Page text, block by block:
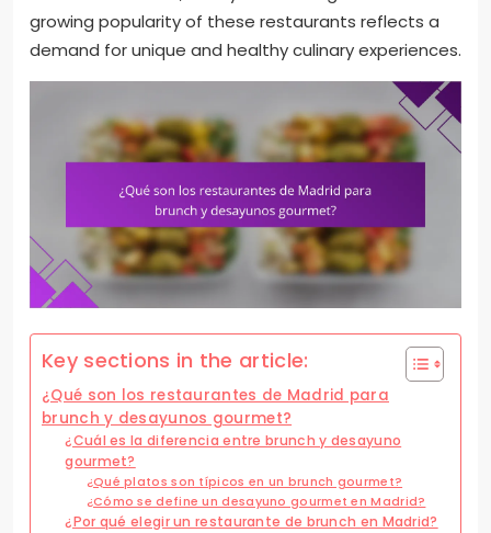
growing popularity of these restaurants reflects a
demand for unique and healthy culinary experiences.
Key sections in the article:
¿Qué son los restaurantes de Madrid para
brunch y desayunos gourmet?
¿Cuál es la diferencia entre brunch y desayuno
gourmet?
¿Qué platos son típicos en un brunch gourmet?
¿Cómo se define un desayuno gourmet en Madrid?
¿Por qué elegir un restaurante de brunch en Madrid?